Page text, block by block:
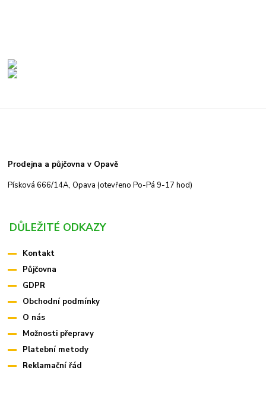
Prodejna a půjčovna v Opavě
Písková 666/14A, Opava (otevřeno Po-Pá 9-17 hod)
DŮLEŽITÉ ODKAZY
Kontakt
Půjčovna
GDPR
Obchodní podmínky
O nás
Možnosti přepravy
Platební metody
Reklamační řád